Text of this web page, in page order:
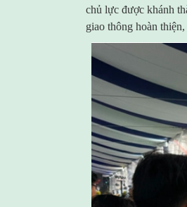
chủ lực được khánh
giao thông hoàn